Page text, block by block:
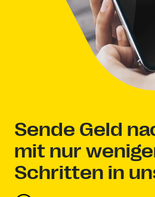
Sende Geld
mit nur
Schritten in